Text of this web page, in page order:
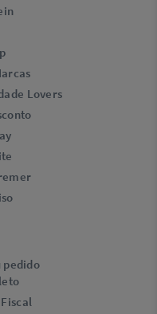
Lovers​
pedido